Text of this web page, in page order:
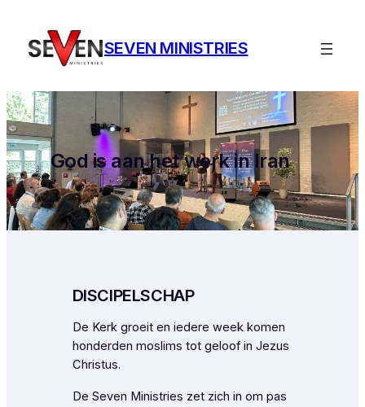
SEVEN MINISTRIES
God is aan het werk in Iran
DISCIPELSCHAP
De Kerk groeit en iedere week komen
honderden moslims tot geloof in Jezus
Christus.
De Seven Ministries zet zich in om pas